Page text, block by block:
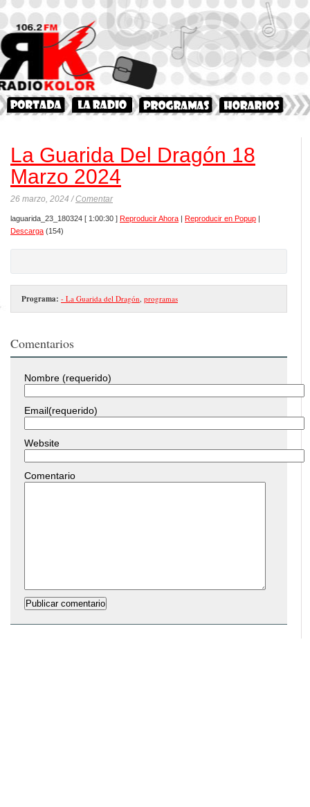
La Guarida Del Dragón 18
Marzo 2024
26 marzo, 2024 /Comentar
laguarida_23_180324 [ 1:00:30 ] Reproducir Ahora | Reproducir en Popup |
Descarga (154)
Programa: - La Guarida del Dragón, programas
Comentarios
Nombre (requerido)
Email(requerido)
Website
Comentario